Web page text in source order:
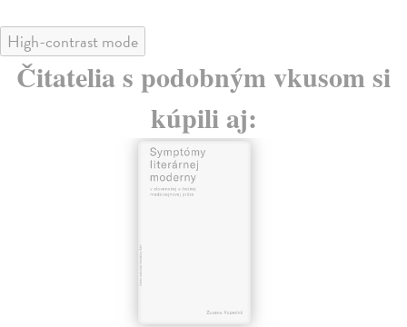
High-contrast mode
Čitatelia s podobným vkusom si
kúpili aj: